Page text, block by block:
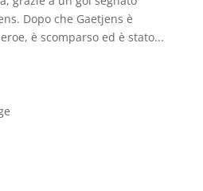
Dopo che Gaetjens è
è scomparso ed è stato...